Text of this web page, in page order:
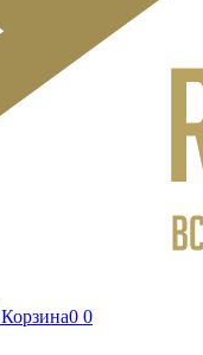
Корзина0 0